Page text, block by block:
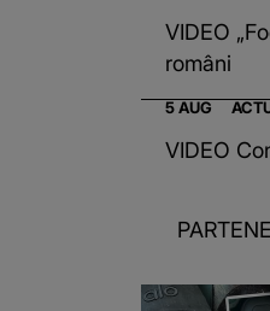
VIDEO
români
5 AUG
VIDEO